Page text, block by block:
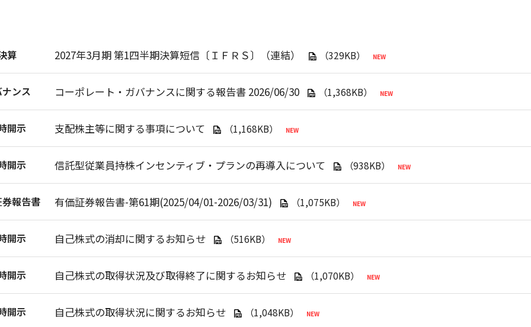
算 2027年3月期 第1四半期決算短信〔ＩＦＲＳ〕（連結） （329KB）
ンス コーポレート・ガバナンスに関する報告書 2026/06/30 （1,368KB）
開示 支配株主等に関する事項について （1,168KB）
開示 信託型従業員持株インセンティブ・プランの再導入について （938KB）
報告書 有価証券報告書-第61期(2025/04/01-2026/03/31) （1,075KB）
開示 自己株式の消却に関するお知らせ （516KB）
開示 自己株式の取得状況及び取得終了に関するお知らせ （1,070KB）
開示 自己株式の取得状況に関するお知らせ （1,048KB）